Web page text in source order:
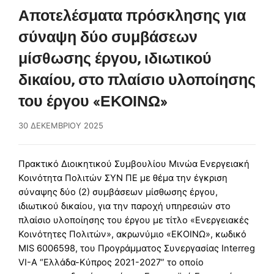
Αποτελέσματα πρόσκλησης για
σύναψη δύο συμβάσεων
μίσθωσης έργου, ιδιωτικού
δικαίου, στο πλαίσιο υλοποίησης
του έργου «ΕΚΟΙΝΩ»
30 ΔΕΚΕΜΒΡΊΟΥ 2025
Πρακτικό Διοικητικού Συμβουλίου Μινώα Ενεργειακή
Κοινότητα Πολιτών ΣΥΝ ΠΕ με θέμα την έγκριση
σύναψης δύο (2) συμβάσεων μίσθωσης έργου,
ιδιωτικού δικαίου, για την παροχή υπηρεσιών στο
πλαίσιο υλοποίησης του έργου με τίτλο «Ενεργειακές
Κοινότητες Πολιτών», ακρωνύμιο «ΕΚΟΙΝΩ», κωδικό
MIS 6006598, του Προγράμματος Συνεργασίας Interreg
VI-A “Ελλάδα-Κύπρος 2021-2027” το οποίο